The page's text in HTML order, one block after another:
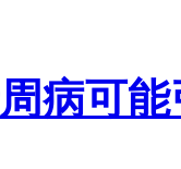
病可